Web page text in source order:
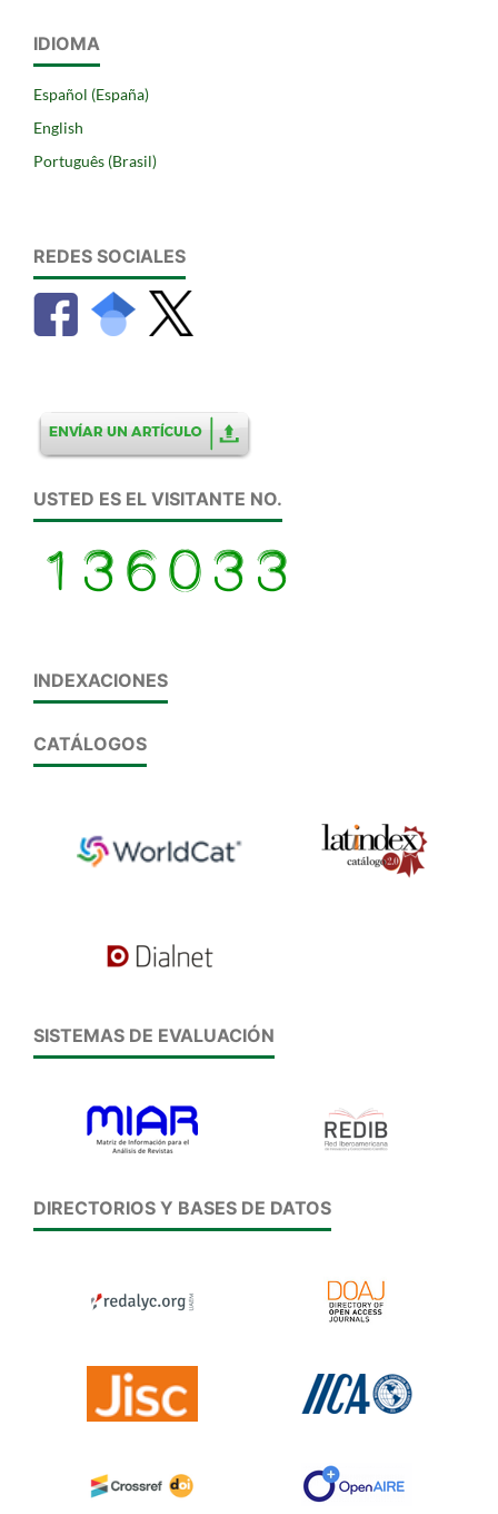
IDIOMA
Español (España)
English
Português (Brasil)
REDES SOCIALES
USTED ES EL VISITANTE NO.
INDEXACIONES
CATÁLOGOS
SISTEMAS DE EVALUACIÓN
DIRECTORIOS Y BASES DE DATOS